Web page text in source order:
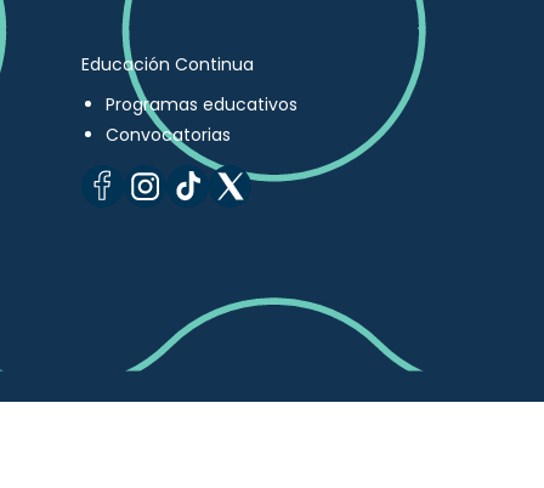
Educación Continua
Programas educativos
Convocatorias